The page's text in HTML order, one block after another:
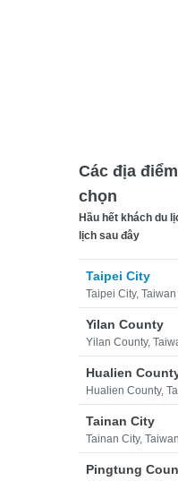
Các địa
chọn
Hầu hết khách du
lịch sau đây
Taipei City
Taipei City, Taiwan
Yilan County
Yilan County,
Hualien
Hualien County,
Tainan City
Tainan City, Taiwan
Pingtung